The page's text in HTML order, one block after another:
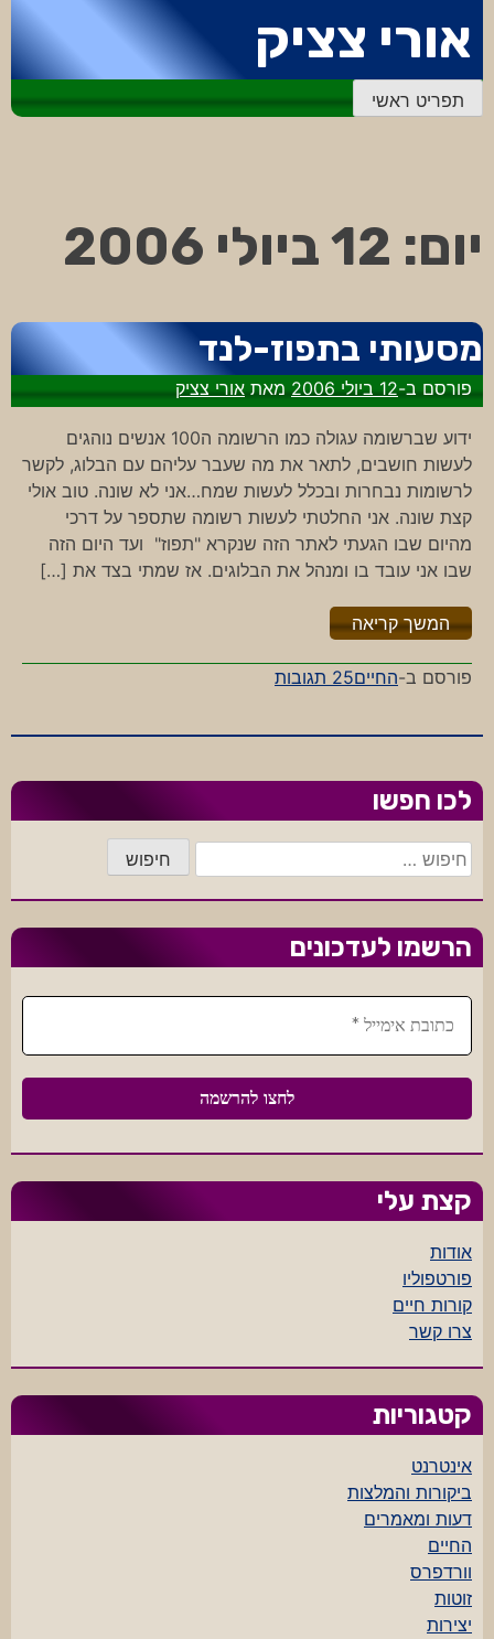
לתוכן
אורי צציק
תפריט ראשי
יום: 12 ביולי 2006
מסעותי בתפוז-לנד
פורסם ב-12 ביולי 2006 מאתאורי צציק
ידוע שברשומה עגולה כמו הרשומה ה100 אנשים נוהגים
לעשות חושבים, לתאר את מה שעבר עליהם עם הבלוג, לקשר
לרשומות נבחרות ובכלל לעשות שמח…אני לא שונה. טוב אולי
קצת שונה. אני החלטתי לעשות רשומה שתספר על דרכי
מהיום שבו הגעתי לאתר הזה שנקרא "תפוז" ועד היום הזה
שבו אני עובד בו ומנהל את הבלוגים. אז שמתי בצד את […]
המשך קריאה"%s"
פורסם ב-החיים25 תגובות
על
בתפוז-לנד
לכו חפשו
חיפוש:
הרשמו לעדכונים
קצת עלי
אודות
פורטפוליו
קורות חיים
צרו קשר
קטגוריות
אינטרנט
ביקורות והמלצות
דעות ומאמרים
החיים
וורדפרס
זוטות
יצירות